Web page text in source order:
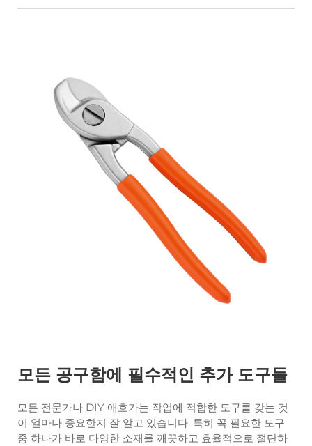
모든 공구함에 필수적인 추가 도구들
모든 전문가나 DIY 애호가는 작업에 적합한 도구를 갖는 것
이 얼마나 중요한지 잘 알고 있습니다. 특히 꼭 필요한 도구
중 하나가 바로 다양한 소재를 깨끗하고 효율적으로 절단하